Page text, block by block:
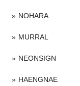
NOHARA
MURRAL
NEONSIGN
HAENGNAE